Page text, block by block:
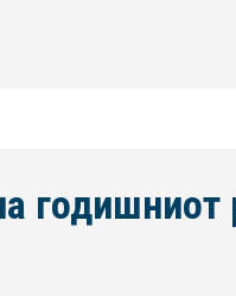
годишниот